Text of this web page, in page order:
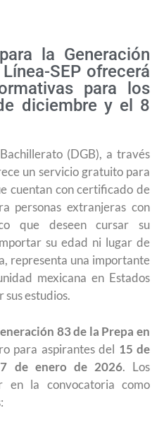
la Generación
SEP ofrecerá
para los
diciembre y el 8
(DGB), a través
un servicio gratuito para
cuentan con certificado de
personas extranjeras con
que deseen cursar su
su edad ni lugar de
representa una importante
mexicana en Estados
sus estudios.
83 de la Prepa en
para aspirantes del 15 de
de enero de 2026. Los
en la convocatoria como